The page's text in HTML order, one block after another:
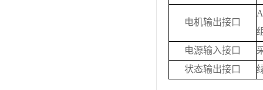
电机输出接口
A
电源输入接口
状态输出接口